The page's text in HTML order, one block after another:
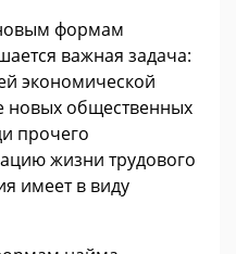
формам
важная задача:
экономической
новых общественных
прочего
жизни трудового
имеет в виду